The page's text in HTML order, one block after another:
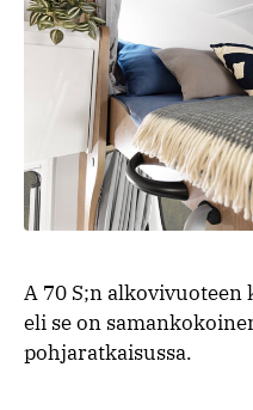
A 70 S;n alkovivuoteen
eli se on
pohjaratkaisussa.